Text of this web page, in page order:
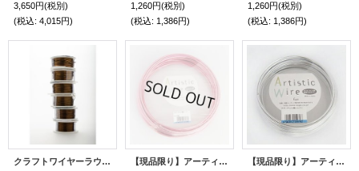
3,650円(税別)
(税込: 4,015円)
1,260円(税別)
(税込: 1,386円)
1,260円(税別)
(税込: 1,386円)
クラフトワイヤーラウンド（NTヴィンテージブロンズ・#18~#28)
【現品限り】アーティスティックワイヤー・カラーアルミ線（ピンク）
【現品限り】アーティスティックワイヤー・カラーアルミ線（シルバー）